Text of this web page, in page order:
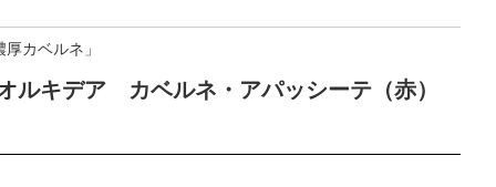
カベルネ」
オルキデア カベルネ・アパッシーテ（赤）